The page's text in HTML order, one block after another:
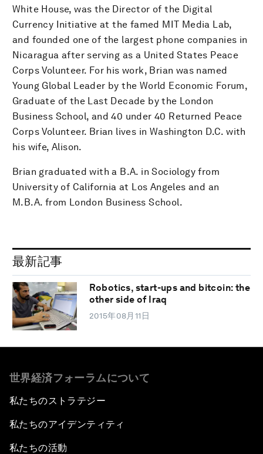
White House, was the Director of the Digital
Currency Initiative at the famed MIT Media Lab,
and founded one of the largest phone companies in
Nicaragua after serving as a United States Peace
Corps Volunteer. For his work, Brian was named
Young Global Leader by the World Economic Forum,
Graduate of the Last Decade by the London
Business School, and 40 under 40 Returned Peace
Corps Volunteer. Brian lives in Washington D.C. with
his wife, Alison.
Brian graduated with a B.A. in Sociology from
University of California at Los Angeles and an
M.B.A. from London Business School.
最新記事
Robotics, start-ups and bitcoin: the
other side of Iraq
2015年08月11日
世界経済フォーラムについて
私たちのストラテジー
私たちのアイデンティティ
私たちの活動